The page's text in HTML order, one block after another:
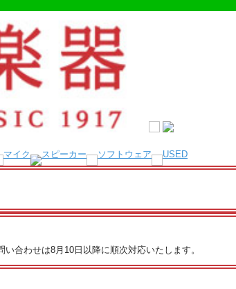
合わせは8月10日以降に順次対応いたします。